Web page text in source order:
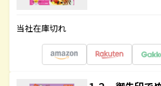
当社在庫切れ